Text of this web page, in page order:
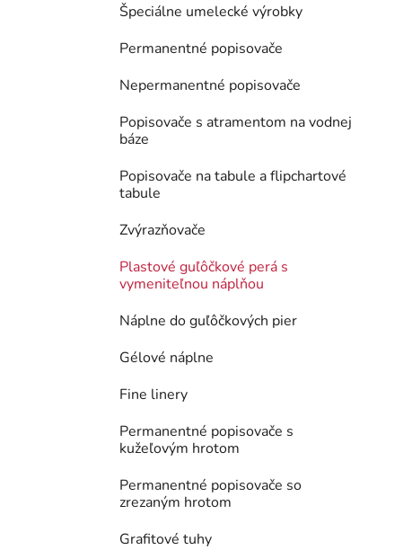
Špeciálne umelecké výrobky
Permanentné popisovače
Nepermanentné popisovače
Popisovače s atramentom na vodnej
báze
Popisovače na tabule a flipchartové
tabule
Zvýrazňovače
Plastové guľôčkové perá s
vymeniteľnou náplňou
Náplne do guľôčkových pier
Gélové náplne
Fine linery
Permanentné popisovače s
kužeľovým hrotom
Permanentné popisovače so
zrezaným hrotom
Grafitové tuhy